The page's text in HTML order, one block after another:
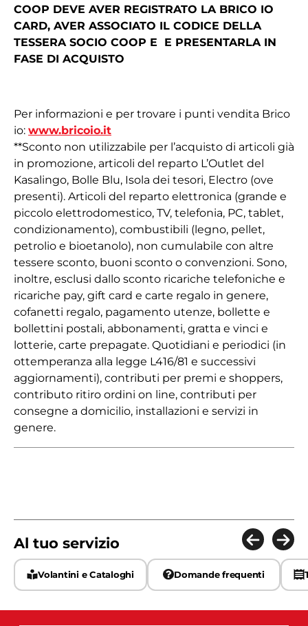
COOP DEVE AVER REGISTRATO LA BRICO IO
CARD, AVER ASSOCIATO IL CODICE DELLA
TESSERA SOCIO COOP E E PRESENTARLA IN
FASE DI ACQUISTO
Per informazioni e per trovare i punti vendita Brico
io: www.bricoio.it
**Sconto non utilizzabile per l’acquisto di articoli già
in promozione, articoli del reparto L’Outlet del
Kasalingo, Bolle Blu, Isola dei tesori, Electro (ove
presenti). Articoli del reparto elettronica (grande e
piccolo elettrodomestico, TV, telefonia, PC, tablet,
condizionamento), combustibili (legno, pellet,
petrolio e bioetanolo), non cumulabile con altre
tessere sconto, buoni sconto o convenzioni. Sono,
inoltre, esclusi dallo sconto ricariche telefoniche e
ricariche pay, gift card e carte regalo in genere,
cofanetti regalo, pagamento utenze, bollette e
bollettini postali, abbonamenti, gratta e vinci e
lotterie, carte prepagate. Quotidiani e periodici (in
ottemperanza alla legge L416/81 e successivi
aggiornamenti), contributi per premi e shoppers,
contributo ritiro ordini on line, contributi per
consegne a domicilio, installazioni e servizi in
genere.
Al tuo servizio
Volantini e Cataloghi Domande frequenti